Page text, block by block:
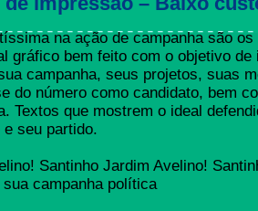
na ação de campanha são
gráfico bem feito com o objetivo de
campanha, seus projetos, suas
do número como candidato, bem
Textos que mostrem o ideal
seu partido.
Santinho Jardim Avelino!
campanha política